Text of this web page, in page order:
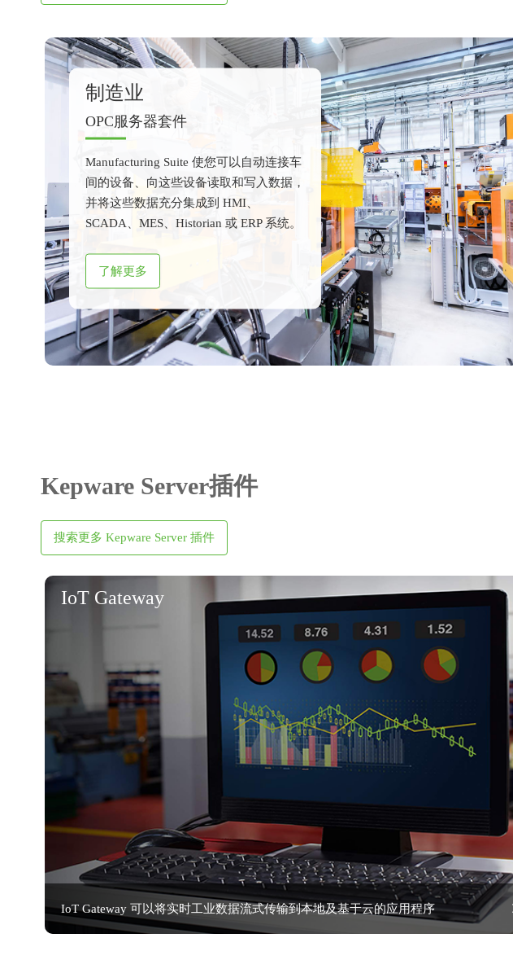
制造业
OPC服务器套件
Manufacturing Suite 使您可以自动连接车
间的设备、向这些设备读取和写入数据，
并将这些数据充分集成到 HMI、
SCADA、MES、Historian 或 ERP 系统。
了解更多
Kepware Server插件
搜索更多 Kepware Server 插件
IoT Gateway
IoT Gateway 可以将实时工业数据流式传输到本地及基于云的应用程序